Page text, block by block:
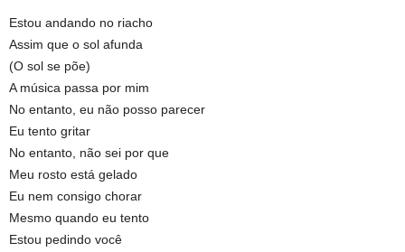
Estou andando no riacho
Assim que o sol afunda
(O sol se põe)
A música passa por mim
No entanto, eu não posso parecer
Eu tento gritar
No entanto, não sei por que
Meu rosto está gelado
Eu nem consigo chorar
Mesmo quando eu tento
Estou pedindo você